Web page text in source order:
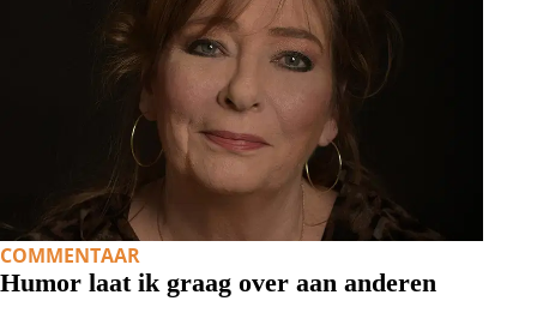
COMMENTAAR
Humor laat ik graag over aan anderen